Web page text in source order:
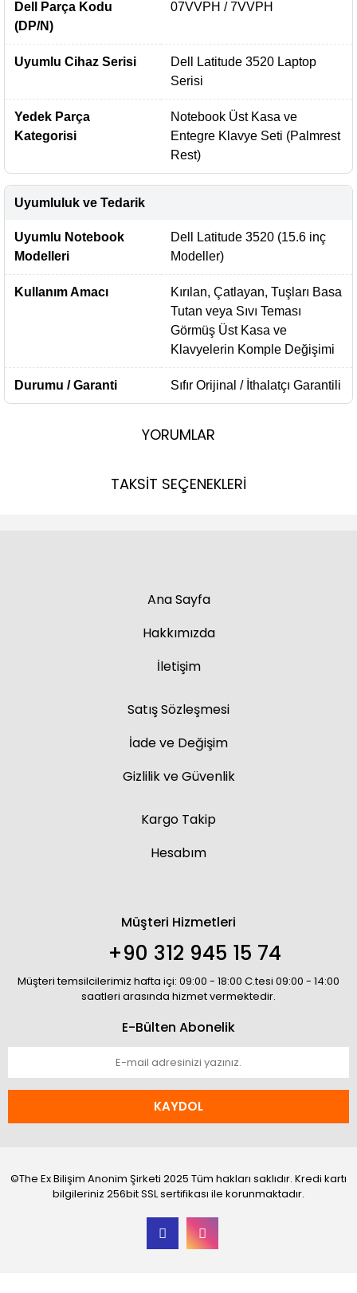
Dell Parça Kodu
(DP/N)
07VVPH / 7VVPH
Uyumlu Cihaz Serisi
Dell Latitude 3520 Laptop
Serisi
Yedek Parça
Kategorisi
Notebook Üst Kasa ve
Entegre Klavye Seti (Palmrest
Rest)
Uyumluluk ve Tedarik
Uyumlu Notebook
Modelleri
Dell Latitude 3520 (15.6 inç
Modeller)
Kullanım Amacı
Kırılan, Çatlayan, Tuşları Basa
Tutan veya Sıvı Teması
Görmüş Üst Kasa ve
Klavyelerin Komple Değişimi
Durumu / Garanti Sıfır Orijinal / İthalatçı Garantili
YORUMLAR
TAKSİT SEÇENEKLERİ
Ana Sayfa
Hakkımızda
İletişim
Satış Sözleşmesi
İade ve Değişim
Gizlilik ve Güvenlik
Kargo Takip
Hesabım
Müşteri Hizmetleri
+90 312 945 15 74
Müşteri temsilcilerimiz hafta içi: 09:00 - 18:00 C.tesi 09:00 - 14:00
saatleri arasında hizmet vermektedir.
E-Bülten Abonelik
KAYDOL
©The Ex Bilişim Anonim Şirketi 2025 Tüm hakları saklıdır. Kredi kartı
bilgileriniz 256bit SSL sertifikası ile korunmaktadır.